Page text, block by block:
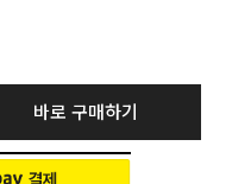
바로 구매하기